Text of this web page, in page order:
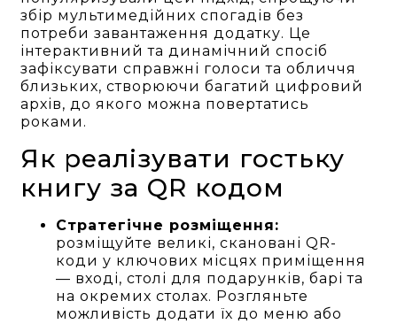
збір мультимедійних спогадів без
потреби завантаження додатку. Це
інтерактивний та динамічний спосіб
зафіксувати справжні голоси та обличчя
близьких, створюючи багатий цифровий
архів, до якого можна повертатись
роками.
Як реалізувати гостьку
книгу за QR кодом
Стратегічне розміщення:
розміщуйте великі, скановані QR-
коди у ключових місцях приміщення
— вході, столі для подарунків, барі та
на окремих столах. Розгляньте
можливість додати їх до меню або